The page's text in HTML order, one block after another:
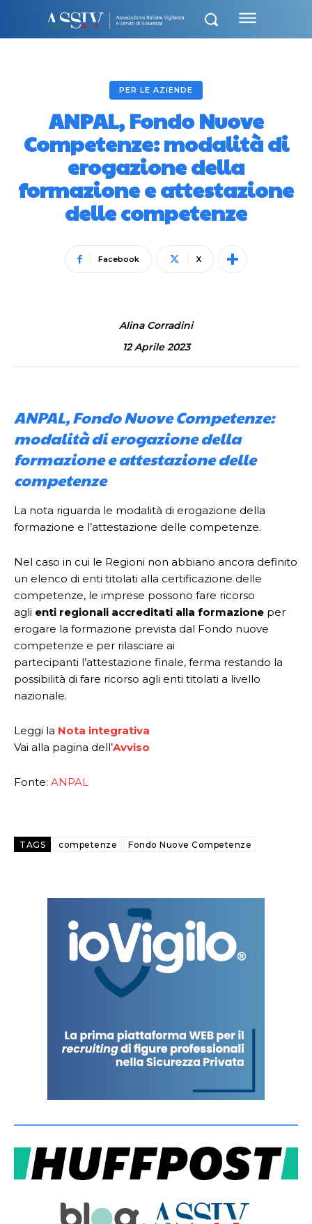
PER LE AZIENDE
ANPAL, Fondo Nuove
Competenze: modalità di
erogazione della
formazione e attestazione
delle competenze
Facebook X
Alina Corradini
12 Aprile 2023
ANPAL, Fondo Nuove Competenze:
modalità di erogazione della
formazione e attestazione delle
competenze
La nota riguarda le modalità di erogazione della
formazione e l’attestazione delle competenze.
Nel caso in cui le Regioni non abbiano ancora definito
un elenco di enti titolati alla certificazione delle
competenze, le imprese possono fare ricorso
agli enti regionali accreditati alla formazione per
erogare la formazione prevista dal Fondo nuove
competenze e per rilasciare ai
partecipanti l’attestazione finale, ferma restando la
possibilità di fare ricorso agli enti titolati a livello
nazionale.
Leggi la Nota integrativa
Vai alla pagina dell’Avviso
Fonte: ANPAL
TAGS competenze Fondo Nuove Competenze